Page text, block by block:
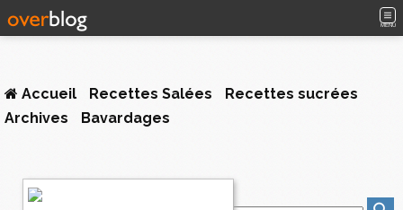
MENU
Accueil Recettes Salées
Recettes sucrées
Archives
Bavardages